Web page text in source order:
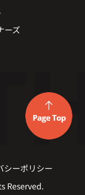
ーズ
シーポリシー
Reserved.